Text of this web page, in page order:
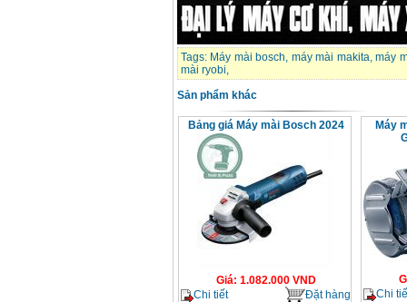
Tags: Máy mài bosch, máy mài makita,máy
mài ryobi,
Sản phẩm khác
Bảng giá Máy mài Bosch 2024
Giá: 1.082.000VND
Chi tiết
Đặt hàng
Máy
Chi